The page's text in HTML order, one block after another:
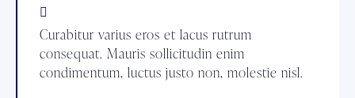
Curabitur varius eros et lacus rutrum
consequat. Mauris sollicitudin enim
condimentum, luctus justo non, molestie nisl.